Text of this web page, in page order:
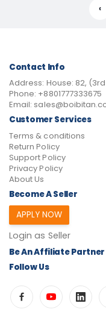
‹
Contact Info
Address: House: 82,
Phone: +8801777333675
Email:
Customer Services
Terms & conditions
Return Policy
Support Policy
Privacy Policy
About Us
Become A Seller
APPLY NOW
Login as Seller
Be An Affiliate Partner
Follow Us